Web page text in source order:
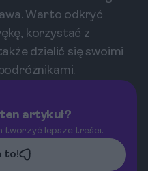
Warto odkryć
korzystać z
dzielić się swoimi
artykuł?
tworzyć lepsze treści.
to!